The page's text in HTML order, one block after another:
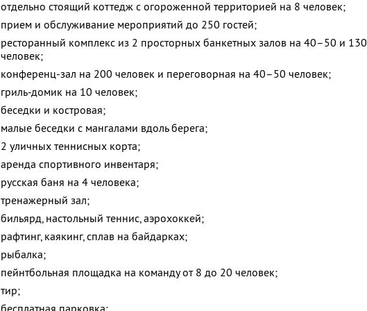
отдельно стоящий коттедж с огороженной территорией на 8 человек;
прием и обслуживание мероприятий до 250 гостей;
ресторанный комплекс из 2 просторных банкетных залов на 40–50 и 130
человек;
конференц-зал на 200 человек и переговорная на 40–50 человек;
гриль-домик на 10 человек;
беседки и костровая;
малые беседки с мангалами вдоль берега;
2 уличных теннисных корта;
аренда спортивного инвентаря;
русская баня на 4 человека;
тренажерный зал;
бильярд, настольный теннис, аэрохоккей;
рафтинг, каякинг, сплав на байдарках;
рыбалка;
пейнтбольная площадка на команду от 8 до 20 человек;
тир;
бесплатная парковка;